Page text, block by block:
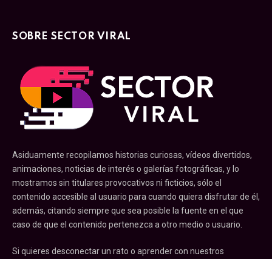
SOBRE SECTOR VIRAL
Asiduamente recopilamos historias curiosas, vídeos divertidos,
animaciones, noticias de interés o galerías fotográficas, y lo
mostramos sin titulares provocativos ni ficticios, sólo el
contenido accesible al usuario para cuando quiera disfrutar de él,
además, citando siempre que sea posible la fuente en el que
caso de que el contenido pertenezca a otro medio o usuario.
Si quieres desconectar un rato o aprender con nuestros